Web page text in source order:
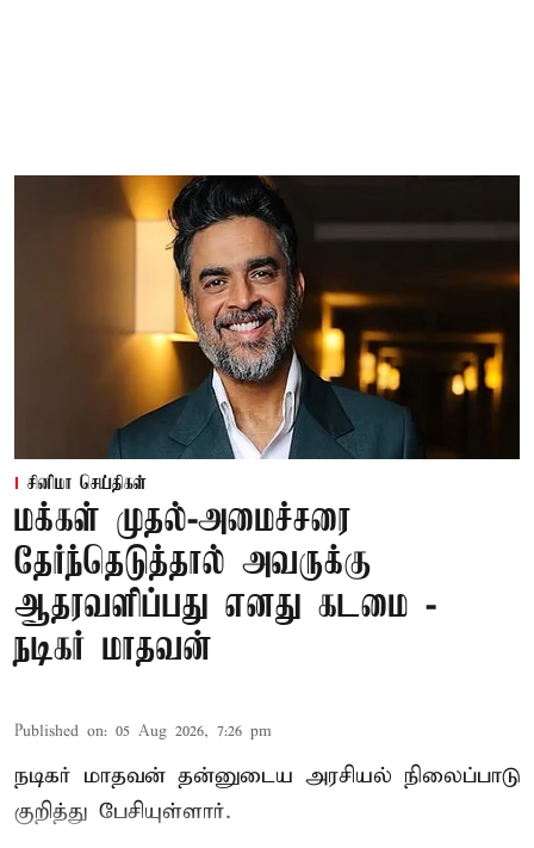
சினிமா செய்திகள்
மக்கள் முதல்-அமைச்சரை
தேர்ந்தெடுத்தால் அவருக்கு
ஆதரவளிப்பது எனது கடமை -
நடிகர் மாதவன்
Published on: 05 Aug 2026, 7:26 pm
நடிகர் மாதவன் தன்னுடைய அரசியல் நிலைப்பாடு
குறித்து பேசியுள்ளார்.